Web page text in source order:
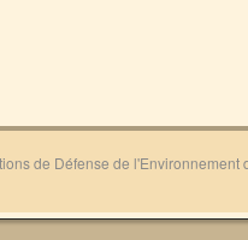
de Défense de l'Environnement